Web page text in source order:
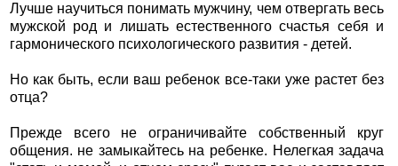
Лучше научиться понимать мужчину, чем отвергать весь
мужской род и лишать естественного счастья себя и
гармонического психологического развития - детей.
Но как быть, если ваш ребенок все-таки уже растет без
отца?
Прежде всего не ограничивайте собственный круг
общения. не замыкайтесь на ребенке. Нелегкая задача